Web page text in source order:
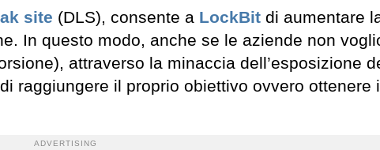
site (DLS), consente a LockBit di aumentare
In questo modo, anche se le aziende non
attraverso la minaccia dell’esposizione
raggiungere il proprio obiettivo ovvero ottenere
ADVERTISING